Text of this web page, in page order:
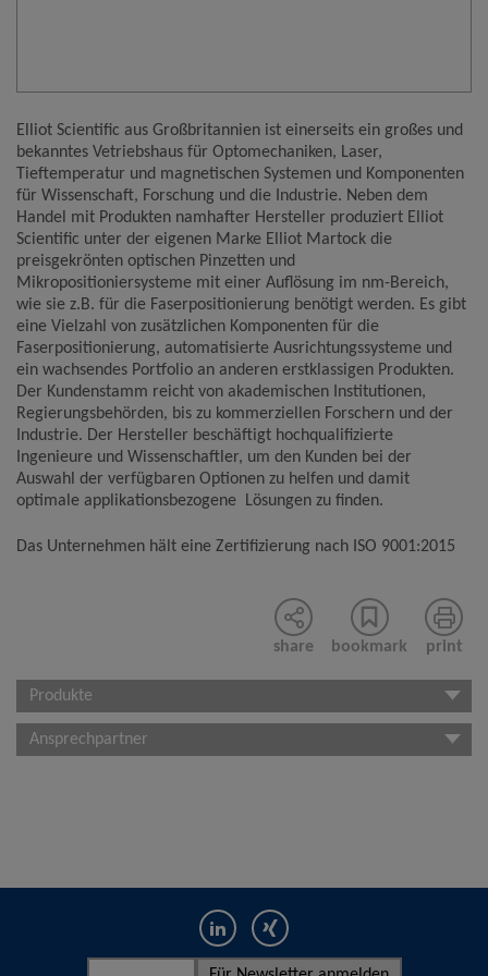
Elliot Scientific aus Großbritannien ist einerseits ein großes und
bekanntes Vetriebshaus für Optomechaniken, Laser,
Tieftemperatur und magnetischen Systemen und Komponenten
für Wissenschaft, Forschung und die Industrie. Neben dem
Handel mit Produkten namhafter Hersteller produziert Elliot
Scientific unter der eigenen Marke Elliot Martock die
preisgekrönten optischen Pinzetten und
Mikropositioniersysteme mit einer Auflösung im nm-Bereich,
wie sie z.B. für die Faserpositionierung benötigt werden. Es gibt
eine Vielzahl von zusätzlichen Komponenten für die
Faserpositionierung, automatisierte Ausrichtungssysteme und
ein wachsendes Portfolio an anderen erstklassigen Produkten.
Der Kundenstamm reicht von akademischen Institutionen,
Regierungsbehörden, bis zu kommerziellen Forschern und der
Industrie. Der Hersteller beschäftigt hochqualifizierte
Ingenieure und Wissenschaftler, um den Kunden bei der
Auswahl der verfügbaren Optionen zu helfen und damit
optimale applikationsbezogene Lösungen zu finden.
Das Unternehmen hält eine Zertifizierung nach ISO 9001:2015
share bookmark print
Produkte
Ansprechpartner
Zweck
Cookie von Google für Website-Analysen.
Besucher die Website nutzt.
Cookie Name
_ga,_gid
Cookie Laufzeit
2 Jahre
Infos schließen